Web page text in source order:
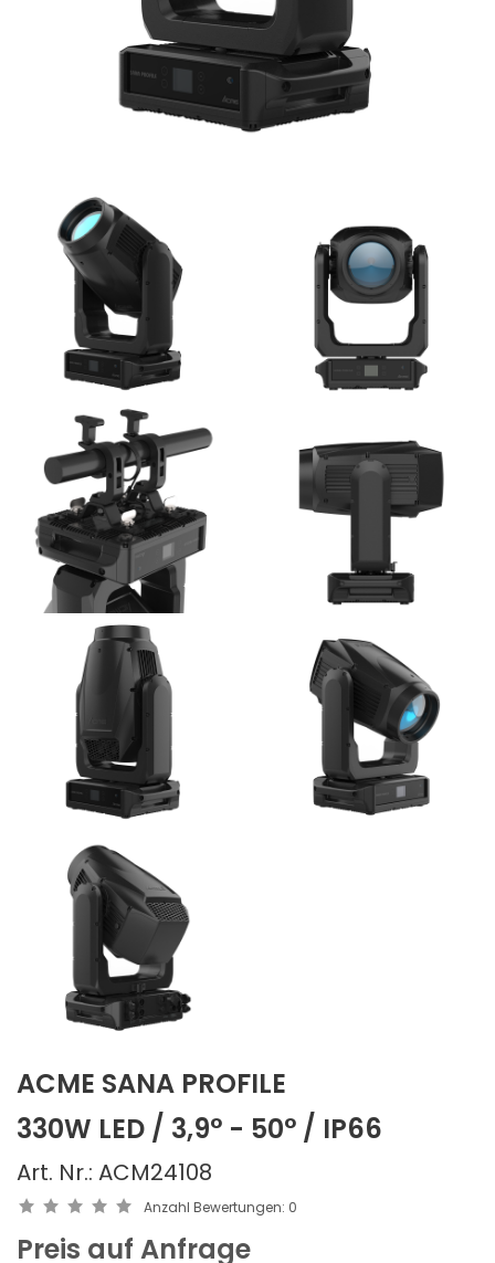
ACME SANA PROFILE
330W LED / 3,9° - 50° / IP66
Art. Nr.: ACM24108
Anzahl Bewertungen: 0
Preis auf Anfrage